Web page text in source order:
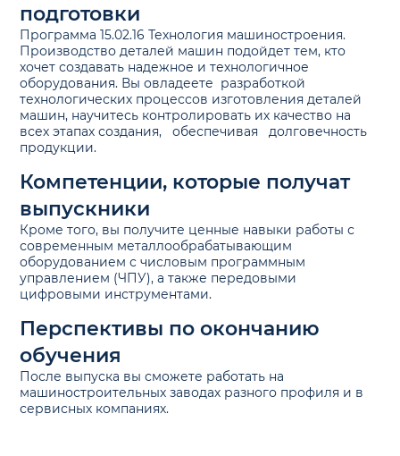
подготовки
Программа 15.02.16 Технология машиностроения.
Производство деталей машин подойдет тем, кто
хочет создавать надежное и технологичное
оборудования. Вы овладеете разработкой
технологических процессов изготовления деталей
машин, научитесь контролировать их качество на
всех этапах создания, обеспечивая долговечность
продукции.
Компетенции, которые получат
выпускники
Кроме того, вы получите ценные навыки работы с
современным металлообрабатывающим
оборудованием с числовым программным
управлением (ЧПУ), а также передовыми
цифровыми инструментами.
Перспективы по окончанию
обучения
После выпуска вы сможете работать на
машиностроительных заводах разного профиля и в
сервисных компаниях.